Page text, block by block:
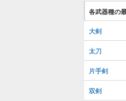
各武器種の
大剣
太刀
片手剣
双剣